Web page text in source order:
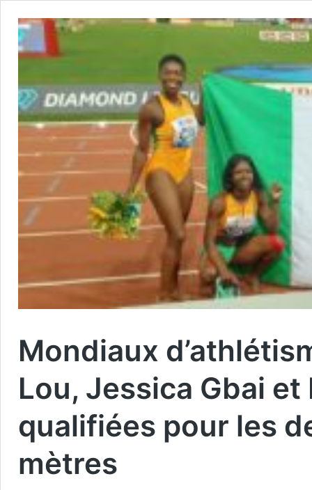
Mondiaux
Lou, Jessica Gbai
qualifiées pour les
mètres